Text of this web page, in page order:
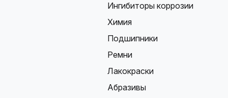
Ингибиторы коррозии
Химия
Подшипники
Ремни
Лакокраски
Абразивы